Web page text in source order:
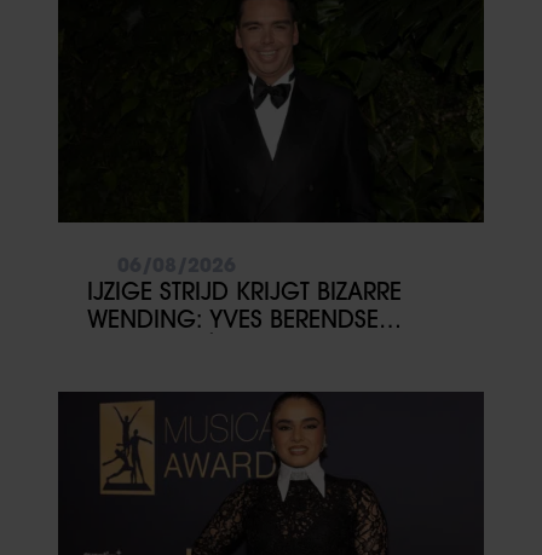
IJZIGE STRIJD KRIJGT BIZARRE
WENDING: YVES BERENDSE